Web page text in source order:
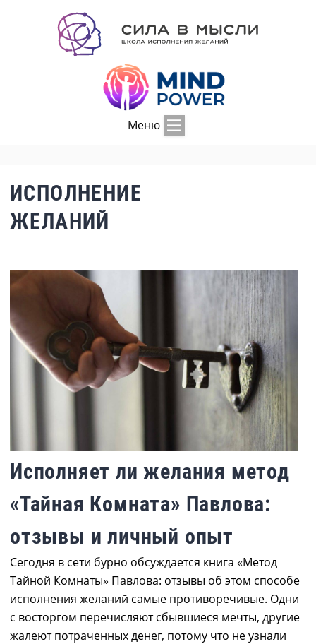
Меню
ИСПОЛНЕНИЕ
ЖЕЛАНИЙ
Исполняет ли желания метод
«Тайная Комната» Павлова:
отзывы и личный опыт
Сегодня в сети бурно обсуждается книга «Метод
Тайной Комнаты» Павлова: отзывы об этом способе
исполнения желаний самые противоречивые. Одни
с восторгом перечисляют сбывшиеся мечты, другие
жалеют потраченных денег, потому что не узнали